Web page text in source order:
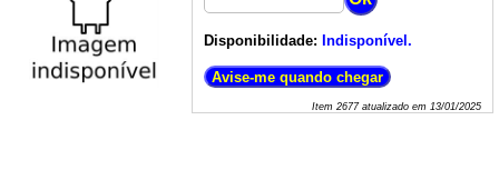
Disponibilidade: Indisponível.
Item 2677atualizado em 13/01/2025